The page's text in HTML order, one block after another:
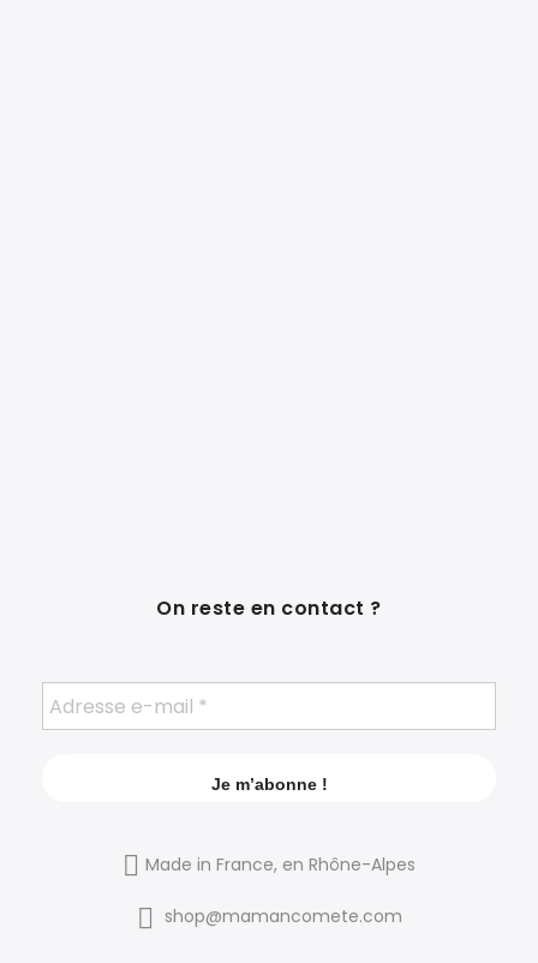
On reste en contact ?
Made in France, en Rhône-Alpes
shop@mamancomete.com